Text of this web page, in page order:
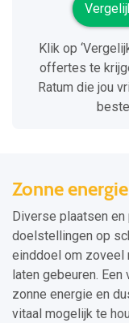
Klik op
offertes te
Ratum die jou
Zonne
Diverse plaatsen
doelstellingen op
einddoel om zoveel
laten gebeuren.
zonne energie en
vitaal mogelijk te